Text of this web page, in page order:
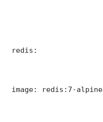
redis:
image: redis:7-alpine